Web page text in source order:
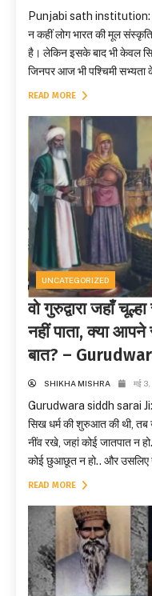
Punjabi sath institution:
न कहीं लोग भारत की मूल
है। लेकिन इसके बाद भी केवल
जिनपर आज भी पश्चिमी
READ MORE
UNCATEGORIZED
वो गुरुद्वारा जहाँ
नहीं पाता, क्या
बात? –
SHIKHA MISHRA मई
Gurudwara siddh sarai
सिख धर्म की शुरुआत की थी, तब
नींव रखे, जहां कोई जातपात न
कोई छुआछूत न हो.. और उसलिए
READ MORE